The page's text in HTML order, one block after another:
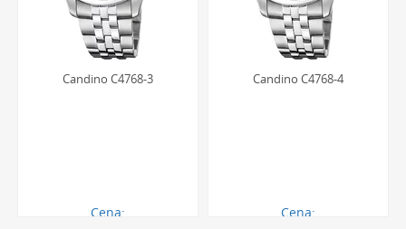
Candino C4768-3
Cena:
Candino C4768-4
Cena: